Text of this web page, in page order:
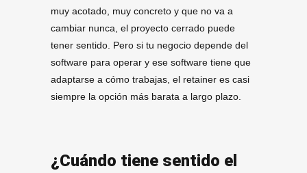
muy acotado, muy concreto y que no va a
cambiar nunca, el proyecto cerrado puede
tener sentido. Pero si tu negocio depende del
software para operar y ese software tiene que
adaptarse a cómo trabajas, el retainer es casi
siempre la opción más barata a largo plazo.
¿Cuándo tiene sentido el